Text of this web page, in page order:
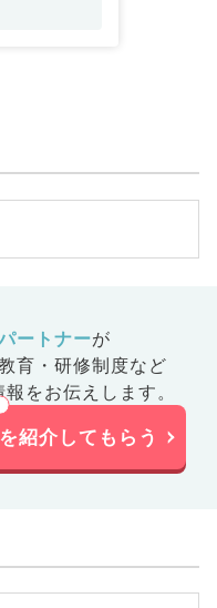
ートナーが
育・研修制度など
をお伝えします。
紹介してもらう